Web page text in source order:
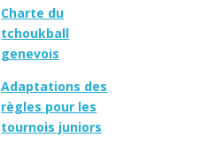
Charte du
tchoukball
genevois
Adaptations des
règles pour les
tournois juniors